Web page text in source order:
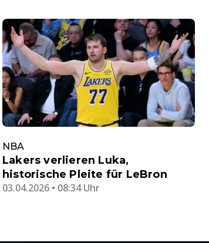
NBA
Lakers verlieren Luka,
historische Pleite für LeBron
03.04.2026 • 08:34 Uhr